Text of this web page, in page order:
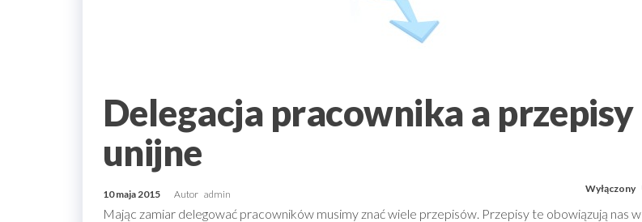
Delegacja pracownika a przepisy
unijne
10 maja 2015 Autor admin Wyłączony
Mając zamiar delegować pracowników musimy znać wiele przepisów. Przepisy te obowiązują nas w